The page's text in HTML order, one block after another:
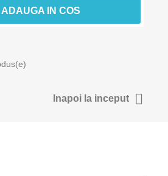
ADAUGA IN COS
Inapoi la inceput 
contul de client pentru a salva produse in